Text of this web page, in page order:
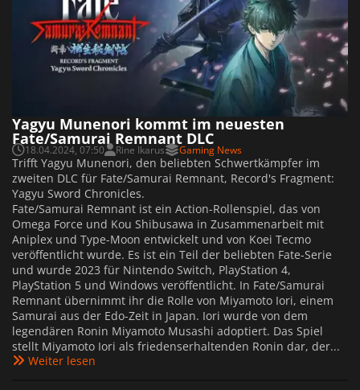
Yagyu Munenori kommt im neuesten
Fate/Samurai Remnant DLC
18.04.2024, 07:50 Rine Ikarus Gaming News
Trifft Yagyu Munenori, den beliebten Schwertkämpfer im
zweiten DLC für Fate/Samurai Remnant, Record's Fragment:
Yagyu Sword Chronicles.
Fate/Samurai Remnant ist ein Action-Rollenspiel, das von
Omega Force und Kou Shibusawa in Zusammenarbeit mit
Aniplex und Type-Moon entwickelt und von Koei Tecmo
veröffentlicht wurde. Es ist ein Teil der beliebten Fate-Serie
und wurde 2023 für Nintendo Switch, PlayStation 4,
PlayStation 5 und Windows veröffentlicht. In Fate/Samurai
Remnant übernimmt ihr die Rolle von Miyamoto Iori, einem
Samurai aus der Edo-Zeit in Japan. Iori wurde von dem
legendären Ronin Miyamoto Musashi adoptiert. Das Spiel
stellt Miyamoto Iori als friedenserhaltenden Ronin dar, der...
Weiter lesen